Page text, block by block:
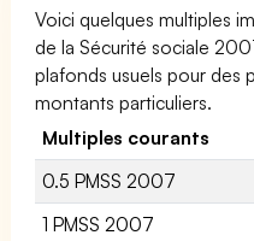
Voici quelques multiples
de la Sécurité sociale
plafonds usuels pour des
montants particuliers.
Multiples courants
0.5 PMSS 2007
1 PMSS 2007